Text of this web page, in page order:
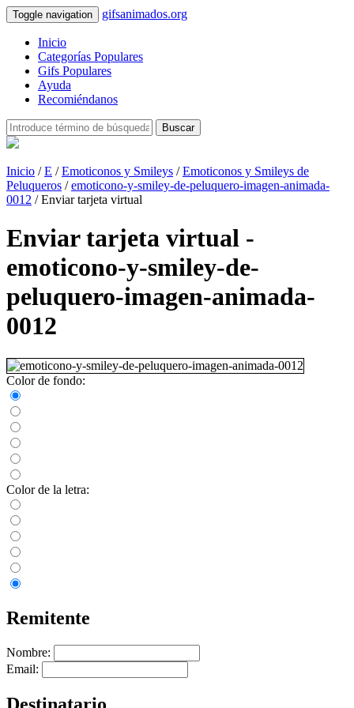
Toggle navigation gifsanimados.org
Inicio
Categorías Populares
Gifs Populares
Ayuda
Recomiéndanos
Buscar
Inicio /E /Emoticonos y Smileys /Emoticonos y Smileys de
Peluqueros /emoticono-y-smiley-de-peluquero-imagen-animada-
0012 / Enviar tarjeta virtual
Enviar tarjeta virtual -
emoticono-y-smiley-de-
peluquero-imagen-animada-
0012
Color de fondo:
Color de la letra:
Remitente
Nombre:
Email:
Destinatario